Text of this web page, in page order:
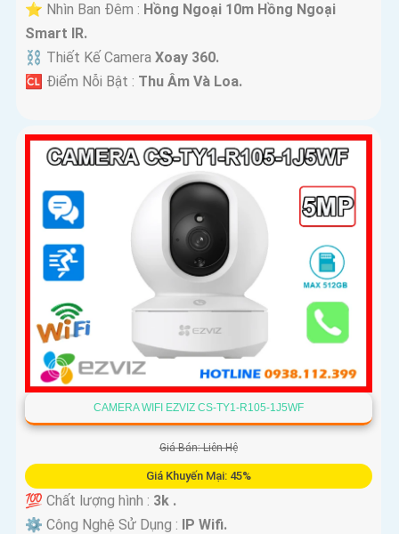
⭐ Nhìn Ban Đêm : Hồng Ngoại 10m Hồng Ngoại
Smart IR.
⛓ Thiết Kế Camera Xoay 360.
️🆑 Điểm Nỗi Bật : Thu Âm Và Loa.
CAMERA WIFI EZVIZ CS-TY1-R105-1J5WF
Giá Bán: Liên Hệ
Giá Khuyến Mại: 45%
💯 Chất lượng hình : 3k .
⚙ Công Nghệ Sử Dụng : IP Wifi.